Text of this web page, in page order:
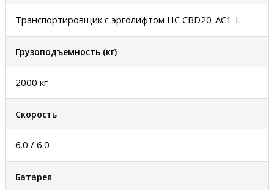
Транспортировщик с эрголифтом НС CBD20-AC1-L
Грузоподъемность (кг)
2000 кг
Скорость
6.0 / 6.0
Батарея